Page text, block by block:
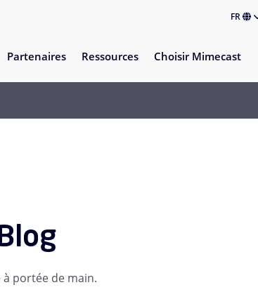
FR
Partenaires Ressources Choisir Mimecast
portée de main.